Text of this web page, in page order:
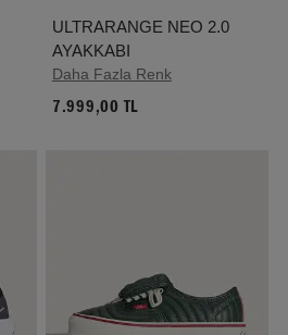
ULTRARANGE NEO 2.0
AYAKKABI
Daha Fazla Renk
7.999,00 TL